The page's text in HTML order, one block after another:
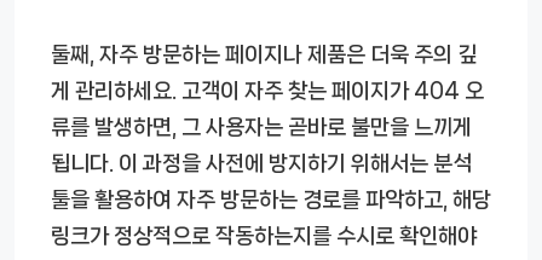
둘째, 자주 방문하는 페이지나 제품은 더욱 주의 깊
게 관리하세요. 고객이 자주 찾는 페이지가 404 오
류를 발생하면, 그 사용자는 곧바로 불만을 느끼게
됩니다. 이 과정을 사전에 방지하기 위해서는 분석
툴을 활용하여 자주 방문하는 경로를 파악하고, 해당
링크가 정상적으로 작동하는지를 수시로 확인해야